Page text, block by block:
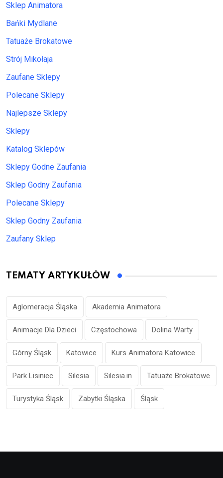
Sklep Animatora
Bańki Mydlane
Tatuaże Brokatowe
Strój Mikołaja
Zaufane Sklepy
Polecane Sklepy
Najlepsze Sklepy
Sklepy
Katalog Sklepów
Sklepy Godne Zaufania
Sklep Godny Zaufania
Polecane Sklepy
Sklep Godny Zaufania
Zaufany Sklep
TEMATY ARTYKUŁÓW
Aglomeracja Śląska Akademia Animatora
Animacje Dla Dzieci Częstochowa Dolina Warty
Górny Śląsk Katowice Kurs Animatora Katowice
Park Lisiniec Silesia Silesia.in Tatuaże Brokatowe
Turystyka Śląsk Zabytki Śląska Śląsk